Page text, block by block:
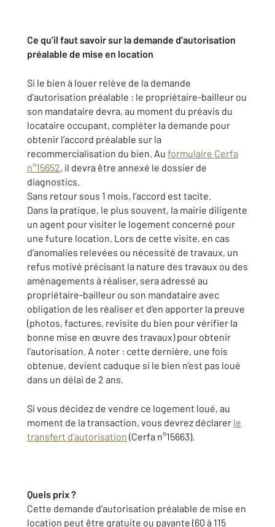
Ce qu’il faut savoir sur la demande d’autorisation
préalable de mise en location
Si le bien à louer relève de la demande
d’autorisation préalable : le propriétaire-bailleur ou
son mandataire devra, au moment du préavis du
locataire occupant, compléter la demande pour
obtenir l’accord préalable sur la
recommercialisation du bien. Au formulaire Cerfa
n°15652, il devra être annexé le dossier de
diagnostics.
Sans retour sous 1 mois, l’accord est tacite.
Dans la pratique, le plus souvent, la mairie diligente
un agent pour visiter le logement concerné pour
une future location. Lors de cette visite, en cas
d’anomalies relevées ou nécessité de travaux, un
refus motivé précisant la nature des travaux ou des
aménagements à réaliser, sera adressé au
propriétaire-bailleur ou son mandataire avec
obligation de les réaliser et d’en apporter la preuve
(photos, factures, revisite du bien pour vérifier la
bonne mise en œuvre des travaux) pour obtenir
l’autorisation. A noter : cette dernière, une fois
obtenue, devient caduque si le bien n’est pas loué
dans un délai de 2 ans.
Si vous décidez de vendre ce logement loué, au
moment de la transaction, vous devrez déclarer le
transfert d’autorisation (Cerfa n°15663).
Quels prix ?
Cette demande d’autorisation préalable de mise en
location peut être gratuite ou payante (60 à 115